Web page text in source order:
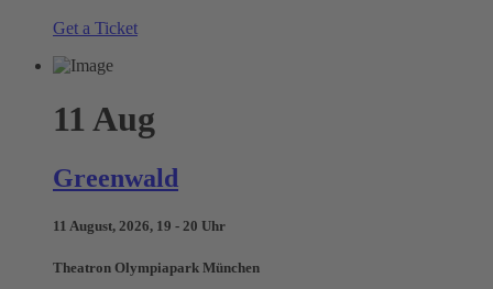
Get a Ticket
11Aug
Greenwald
11 August, 2026, 19 - 20 Uhr
Theatron Olympiapark München